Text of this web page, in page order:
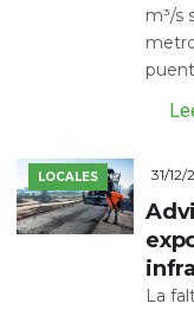
m³/s
LOCALES 31/12/
La